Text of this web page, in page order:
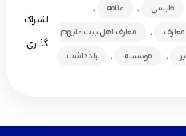
طبسی , علامه ,
معارف ,
معارف اهل بیت علیهم
, موسسه , یادداشت
اشتراک
گذاری